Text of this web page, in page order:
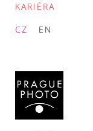
KARIÉRA
CZ
EN